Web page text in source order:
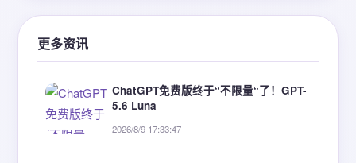
更多资讯
ChatGPT免费版终于“不限量“了！GPT-
5.6 Luna
2026/8/9 17:33:47